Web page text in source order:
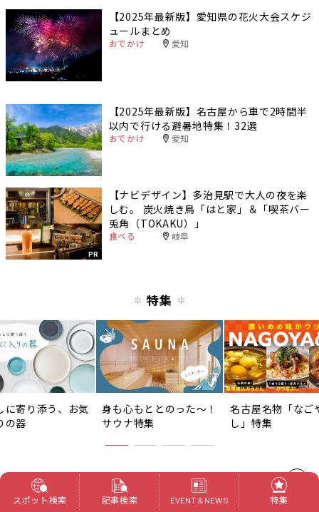
【2025年最新版】愛知県の花火大会スケジ
ュールまとめ
おでかけ 愛知
【2025年最新版】名古屋から車で2時間半
以内で行ける避暑地特集！32選
おでかけ 愛知
PR
【ナビデザイン】多治見駅で大人の夜を楽
しむ。 炭火焼き鳥「はと家」＆「喫茶バー
兎角（TOKAKU）」
食べる 岐阜
特集
に寄り添う、お気
の器
身も心もととのった〜！
サウナ特集
名古屋名物「なご
し」特集
特集一覧へ
スポット検索 記事検索 EVENT & NEWS 特集